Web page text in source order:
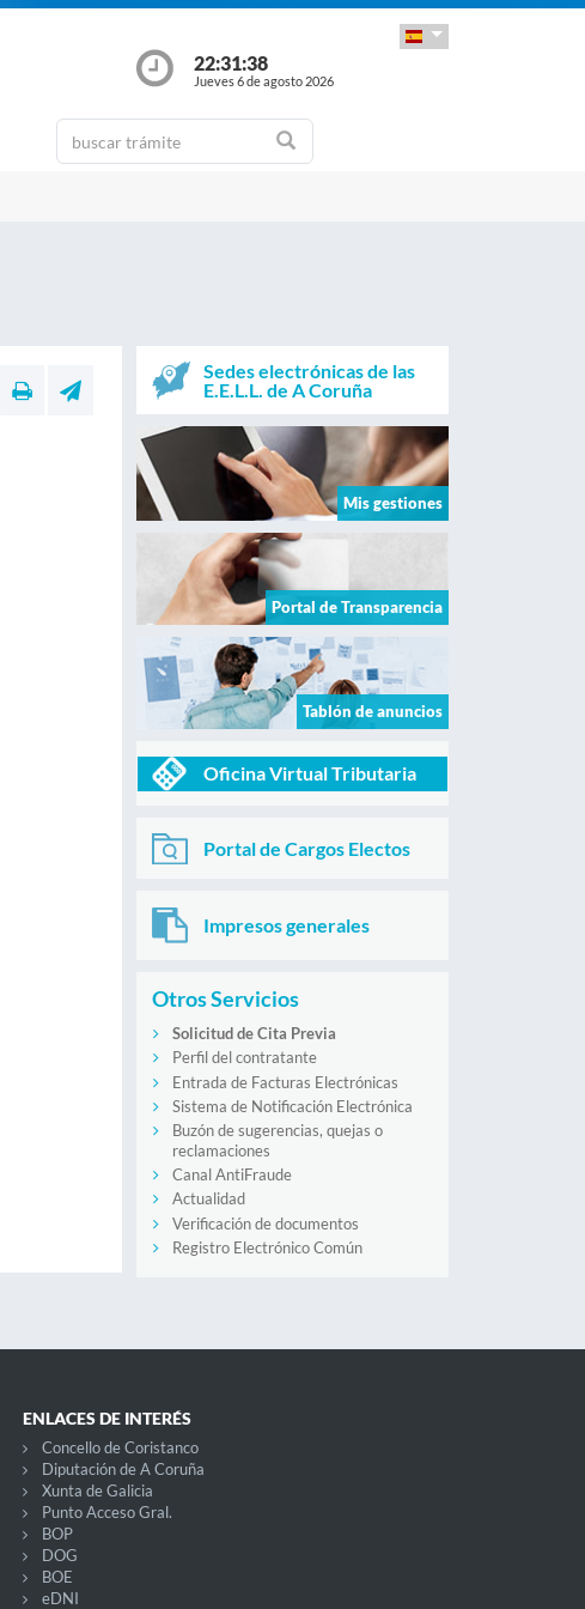
22:31:38
Jueves 6 de agosto 2026
Sedes electrónicas de las
E.E.L.L. de A Coruña
Mis gestiones
Portal de Transparencia
Tablón de anuncios
Oficina Virtual Tributaria
Portal de Cargos Electos
Impresos generales
Otros Servicios
Solicitud de Cita Previa
Perfil del contratante
Entrada de Facturas Electrónicas
Sistema de Notificación Electrónica
Buzón de sugerencias, quejas o
reclamaciones
Canal AntiFraude
Actualidad
Verificación de documentos
Registro Electrónico Común
ENLACES DE INTERÉS
Concello de Coristanco
Diputación de A Coruña
Xunta de Galicia
Punto Acceso Gral.
BOP
DOG
BOE
eDNI